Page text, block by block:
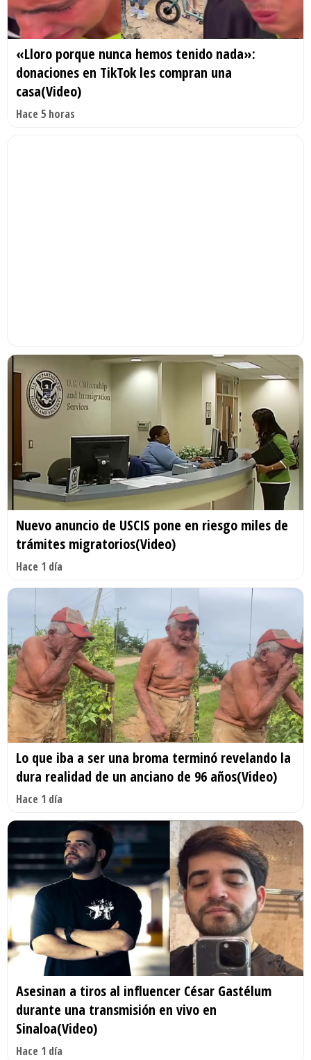
«Lloro porque nunca hemos tenido nada»:
donaciones en TikTok les compran una
casa(Video)
Hace 5 horas
Nuevo anuncio de USCIS pone en riesgo miles de
trámites migratorios(Video)
Hace 1 día
Lo que iba a ser una broma terminó revelando la
dura realidad de un anciano de 96 años(Video)
Hace 1 día
Asesinan a tiros al influencer César Gastélum
durante una transmisión en vivo en
Sinaloa(Video)
Hace 1 día